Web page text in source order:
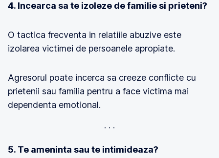
4. Incearca sa te izoleze de familie si prieteni?
O tactica frecventa in relatiile abuzive este
izolarea victimei de persoanele apropiate.
Agresorul poate incerca sa creeze conflicte cu
prietenii sau familia pentru a face victima mai
dependenta emotional.
5. Te ameninta sau te intimideaza?